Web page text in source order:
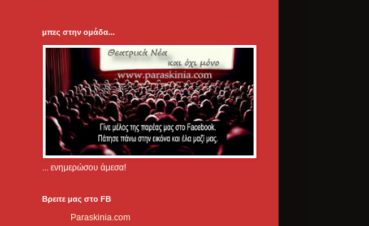
μπες στην ομάδα...
... ενημερώσου άμεσα!
Βρειτε μας στο FB
Paraskinia.com